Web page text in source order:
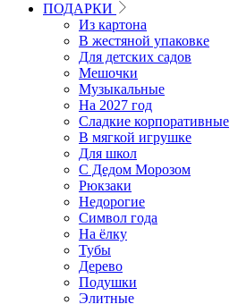
ПОДАРКИ
Из картона
В жестяной упаковке
Для детских садов
Мешочки
Музыкальные
На 2027 год
Сладкие корпоративные
В мягкой игрушке
Для школ
С Дедом Морозом
Рюкзаки
Недорогие
Символ года
На ёлку
Тубы
Дерево
Подушки
Элитные